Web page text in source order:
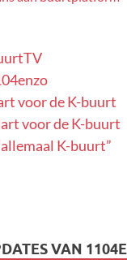
voor de K-buurt
voor de K-buurt
K-buurt”
VAN